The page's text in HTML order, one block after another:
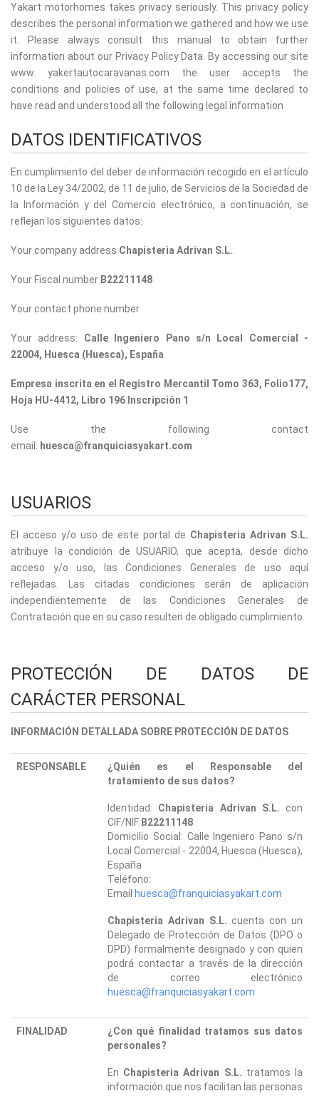
Yakart motorhomes takes privacy seriously. This privacy policy
describes the personal information we gathered and how we use
it. Please always consult this manual to obtain further
information about our Privacy Policy Data. By accessing our site
www. yakertautocaravanas.com the user accepts the
conditions and policies of use, at the same time declared to
have read and understood all the following legal information
DATOS IDENTIFICATIVOS
En cumplimiento del deber de información recogido en el artículo
10 de la Ley 34/2002, de 11 de julio, de Servicios de la Sociedad de
la Información y del Comercio electrónico, a continuación, se
reflejan los siguientes datos:
Your company address Chapisteria Adrivan S.L.
Your Fiscal number B22211148
Your contact phone number
Your address: Calle Ingeniero Pano s/n Local Comercial -
22004, Huesca (Huesca), España
Empresa inscrita en el Registro Mercantil Tomo 363, Folio177,
Hoja HU-4412, Libro 196 Inscripción 1
Use the following contact
email: huesca@franquiciasyakart.com
USUARIOS
El acceso y/o uso de este portal de Chapisteria Adrivan S.L.
atribuye la condición de USUARIO, que acepta, desde dicho
acceso y/o uso, las Condiciones Generales de uso aquí
reflejadas. Las citadas condiciones serán de aplicación
independientemente de las Condiciones Generales de
Contratación que en su caso resulten de obligado cumplimiento.
PROTECCIÓN DE DATOS DE
CARÁCTER PERSONAL
INFORMACIÓN DETALLADA SOBRE PROTECCIÓN DE DATOS
RESPONSABLE
¿Quién es el Responsable del
tratamiento de sus datos?
Identidad: Chapisteria Adrivan S.L. con
CIF/NIF B22211148
Domicilio Social: Calle Ingeniero Pano s/n
Local Comercial - 22004, Huesca (Huesca),
España
Teléfono:
Email huesca@franquiciasyakart.com
Chapisteria Adrivan S.L. cuenta con un
Delegado de Protección de Datos (DPO o
DPD) formalmente designado y con quien
podrá contactar a través de la dirección
de correo electrónico
huesca@franquiciasyakart.com
FINALIDAD
¿Con qué finalidad tratamos sus datos
personales?
En Chapisteria Adrivan S.L. tratamos la
información que nos facilitan las personas